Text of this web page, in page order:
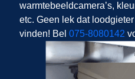
warmtebeeldcamera’s,
etc. Geen lek dat
vinden! Bel 075-8080142